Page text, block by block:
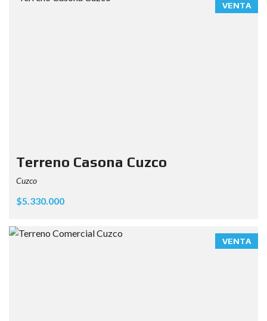
VENTA
Terreno Casona Cuzco
Cuzco
$5.330.000
VENTA